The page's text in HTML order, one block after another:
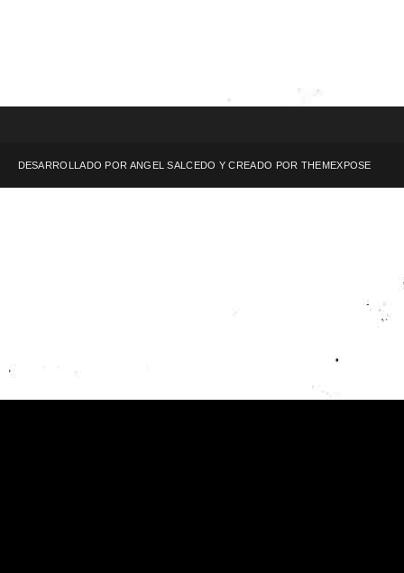
DESARROLLADO POR ANGEL SALCEDO Y CREADO POR THEMEXPOSE